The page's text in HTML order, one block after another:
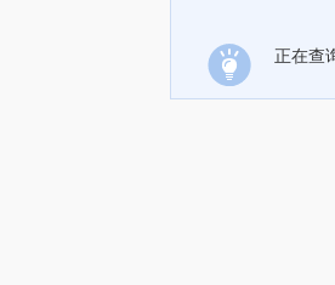
正在查